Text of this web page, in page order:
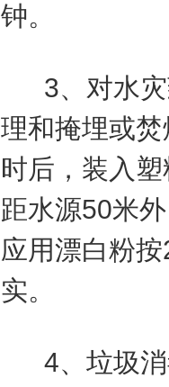
钟。
3、对水
理和掩埋或
时后，装入
距水源50米
应用漂白粉
实。
4、垃圾